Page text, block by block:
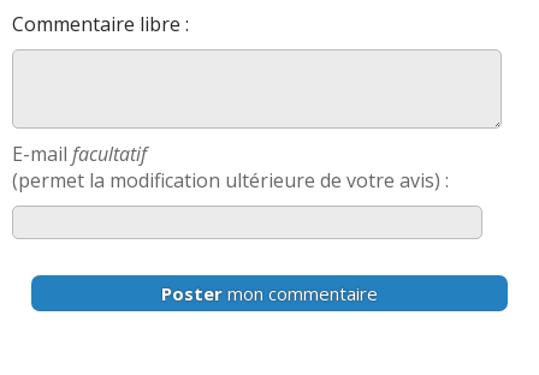
Commentaire libre :
E-mail facultatif
(permet la modification ultérieure de votre avis) :
Poster mon commentaire